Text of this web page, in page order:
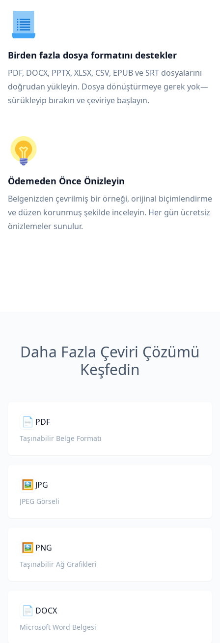
Birden fazla dosya formatını destekler
PDF, DOCX, PPTX, XLSX, CSV, EPUB ve SRT dosyalarını
doğrudan yükleyin. Dosya dönüştürmeye gerek yok—
sürükleyip bırakın ve çeviriye başlayın.
Ödemeden Önce Önizleyin
Belgenizden çevrilmiş bir örneği, orijinal biçimlendirme
ve düzen korunmuş şekilde inceleyin. Her gün ücretsiz
önizlemeler sunulur.
Daha Fazla Çeviri Çözümü
Keşfedin
📄 PDF
Taşınabilir Belge Formatı
🖼️ JPG
JPEG Görseli
🖼️ PNG
Taşınabilir Ağ Grafikleri
📄 DOCX
Microsoft Word Belgesi